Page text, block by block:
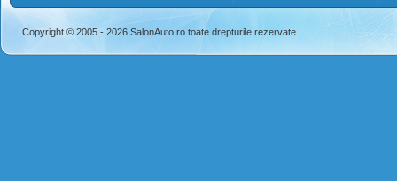
Copyright © 2005 - 2026 SalonAuto.ro toate drepturile rezervate.